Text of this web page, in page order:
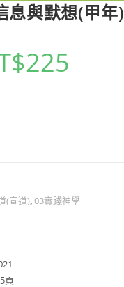
息與默想(甲年)
225
(宣道),03實踐神學
頁